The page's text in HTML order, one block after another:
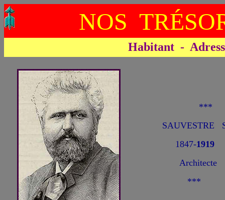
NOS
Habitant -
SAUVESTRE
1847-1919
Architecte
***